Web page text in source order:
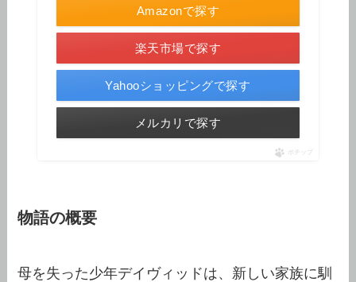
Amazonで探す
楽天市場で探す
Yahooショッピングで探す
メルカリで探す
ポチップ
物語の概要
母を失った少年デイヴィッドは、新しい家族に馴